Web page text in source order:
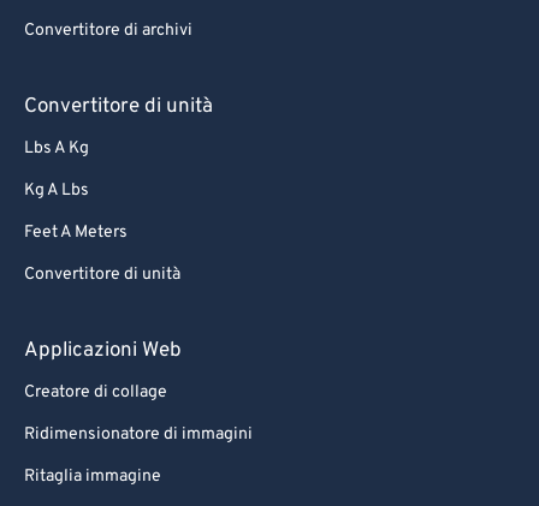
Convertitore di archivi
Convertitore di unità
Lbs A Kg
Kg A Lbs
Feet A Meters
Convertitore di unità
Applicazioni Web
Creatore di collage
Ridimensionatore di immagini
Ritaglia immagine